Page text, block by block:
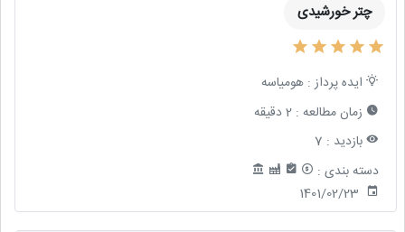
مجله هومیاسه
چتر خورشیدی
ایده پرداز :هومیاسه
زمان مطالعه :2 دقیقه
بازدید : 7
دسته بندی :
1401/02/23